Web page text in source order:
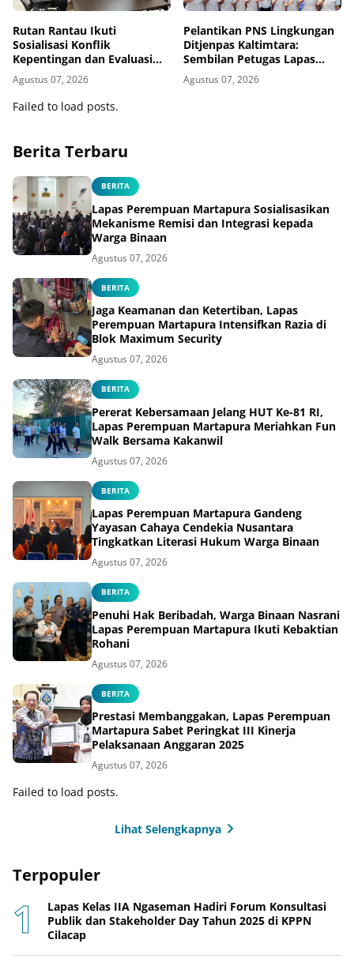
Rutan Rantau Ikuti
Sosialisasi Konflik
Kepentingan dan Evaluasi
Caraka LHKAN Secara Virtual
Agustus 07, 2026
Pelantikan PNS Lingkungan
Ditjenpas Kaltimtara:
Sembilan Petugas Lapas
Bontang Resmi Diangkat
Agustus 07, 2026
Failed to load posts.
Berita Terbaru
BERITA
Lapas Perempuan Martapura Sosialisasikan
Mekanisme Remisi dan Integrasi kepada
Warga Binaan
Agustus 07, 2026
BERITA
Jaga Keamanan dan Ketertiban, Lapas
Perempuan Martapura Intensifkan Razia di
Blok Maximum Security
Agustus 07, 2026
BERITA
Pererat Kebersamaan Jelang HUT Ke-81 RI,
Lapas Perempuan Martapura Meriahkan Fun
Walk Bersama Kakanwil
Agustus 07, 2026
BERITA
Lapas Perempuan Martapura Gandeng
Yayasan Cahaya Cendekia Nusantara
Tingkatkan Literasi Hukum Warga Binaan
Agustus 07, 2026
BERITA
Penuhi Hak Beribadah, Warga Binaan Nasrani
Lapas Perempuan Martapura Ikuti Kebaktian
Rohani
Agustus 07, 2026
BERITA
Prestasi Membanggakan, Lapas Perempuan
Martapura Sabet Peringkat III Kinerja
Pelaksanaan Anggaran 2025
Agustus 07, 2026
Failed to load posts.
Lihat Selengkapnya
Terpopuler
Lapas Kelas IIA Ngaseman Hadiri Forum Konsultasi
Publik dan Stakeholder Day Tahun 2025 di KPPN
Cilacap